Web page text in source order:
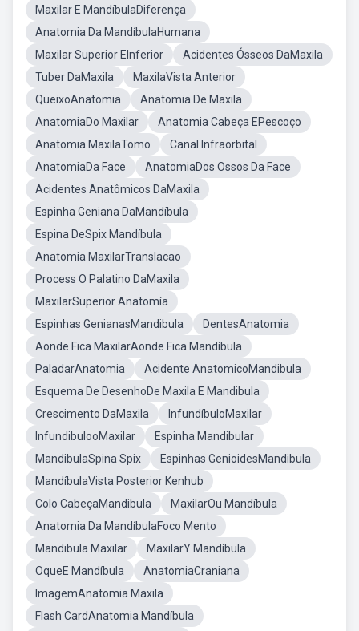
Maxilar E MandíbulaDiferença
Anatomia Da MandíbulaHumana
Maxilar Superior EInferior
Acidentes Ósseos DaMaxila
Tuber DaMaxila
MaxilaVista Anterior
QueixoAnatomia
Anatomia De Maxila
AnatomiaDo Maxilar
Anatomia Cabeça EPescoço
Anatomia MaxilaTomo
Canal Infraorbital
AnatomiaDa Face
AnatomiaDos Ossos Da Face
Acidentes Anatômicos DaMaxila
Espinha Geniana DaMandíbula
Espina DeSpix Mandíbula
Anatomia MaxilarTranslacao
Process O Palatino DaMaxila
MaxilarSuperior Anatomía
Espinhas GenianasMandibula
DentesAnatomia
Aonde Fica MaxilarAonde Fica Mandíbula
PaladarAnatomia
Acidente AnatomicoMandibula
Esquema De DesenhoDe Maxila E Mandibula
Crescimento DaMaxila
InfundíbuloMaxilar
InfundibulooMaxilar
Espinha Mandibular
MandibulaSpina Spix
Espinhas GenioidesMandibula
MandíbulaVista Posterior Kenhub
Colo CabeçaMandibula
MaxilarOu Mandíbula
Anatomia Da MandíbulaFoco Mento
Mandibula Maxilar
MaxilarY Mandíbula
OqueE Mandíbula
AnatomiaCraniana
ImagemAnatomia Maxila
Flash CardAnatomia Mandíbula